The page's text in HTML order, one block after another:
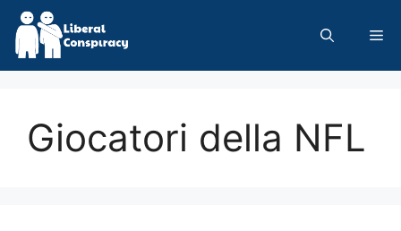
Skip
content
Giocatori della NFL